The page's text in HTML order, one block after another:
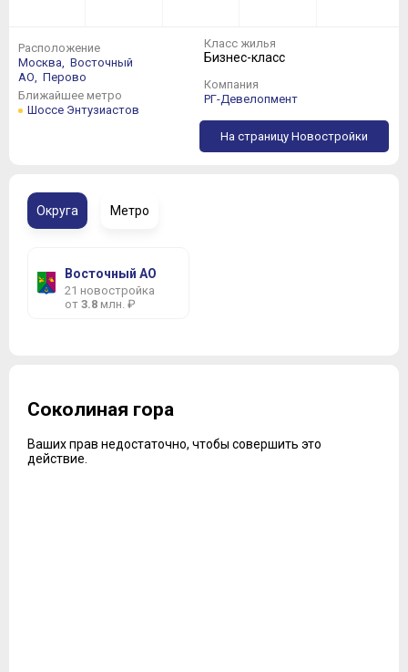
Расположение
Москва, Восточный
АО, Перово
Ближайшее метро
Шоссе Энтузиастов
Класс жилья
Бизнес-класс
Компания
РГ-Девелопмент
На страницу Новостройки
Округа Метро
Восточный АО
21 новостройка
от 3.8 млн. ₽
Соколиная гора
Ваших прав недостаточно, чтобы совершить это
действие.